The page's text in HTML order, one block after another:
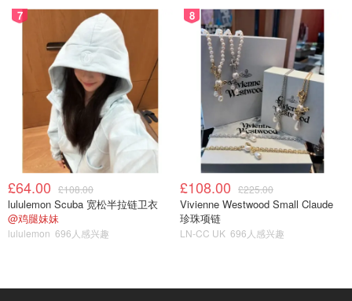
7
£64.00 £108.00
lululemon Scuba 宽松半拉链卫衣
@鸡腿妹妹
lululemon 696人感兴趣
8
£108.00 £225.00
Vivienne Westwood Small Claude
珍珠项链
LN-CC UK 696人感兴趣